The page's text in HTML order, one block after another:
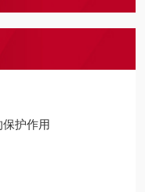
护作用